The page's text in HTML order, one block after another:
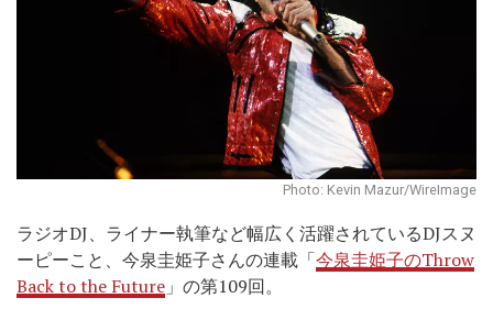
Photo: Kevin Mazur/WireImage
ラジオDJ、ライナー執筆など幅広く活躍されているDJスヌ
ーピーこと、今泉圭姫子さんの連載「今泉圭姫子のThrow
Back to the Future 」の第109回。